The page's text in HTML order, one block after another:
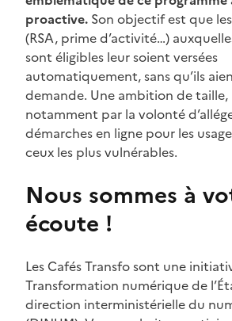
proactive. Son objectif est que
(RSA, prime d’activité…)
sont éligibles leur soient versées
automatiquement, sans qu’ils
demande. Une ambition de
notamment par la volonté
démarches en ligne pour les
ceux les plus vulnérables.
Nous sommes à
écoute !
Les Cafés Transfo sont une
Transformation numérique de
direction interministérielle du